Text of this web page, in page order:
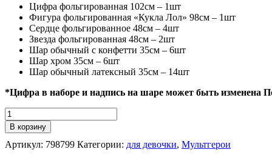
Цифра фольгированная 102см – 1шт
Фигура фольгированная «Кукла Лол» 98см – 1шт
Сердце фольгированное 48см – 4шт
Звезда фольгированная 48см – 2шт
Шар обычный с конфетти 35см – 6шт
Шар хром 35см – 6шт
Шар обычный латексный 35см – 14шт
*Цифра в наборе и надпись на шаре может быть изменена
Количество
Шары
с
LOL
В корзину
Артикул: 798799 Категории: для девочки, Мультгерои